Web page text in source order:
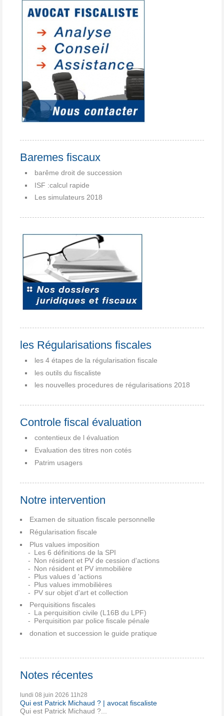
Baremes fiscaux
barême droit de succession
ISF :calcul rapide
Les simulateurs 2018
les Régularisations fiscales
les 4 étapes de la régularisation fiscale
les outils du fiscaliste
les nouvelles procedures de régularisations 2018
Controle fiscal évaluation
contentieux de l évaluation
Evaluation des titres non cotés
Patrim usagers
Notre intervention
Examen de situation fiscale personnelle
Régularisation fiscale
Plus values imposition
Les 6 définitions de la SPI
Non résident et PV de cession d'actions
Non résident et PV immobilière
Plus values d 'actions
Plus values immobilières
PV sur objet d'art et collection
Perquisitions fiscales
La perquisition civile (L16B du LPF)
Perquisition par police fiscale pénale
donation et succession le guide pratique
Notes récentes
lundi 08 juin 2026 11h28
Qui est Patrick Michaud ? | avocat fiscaliste
Qui est Patrick Michaud ?...